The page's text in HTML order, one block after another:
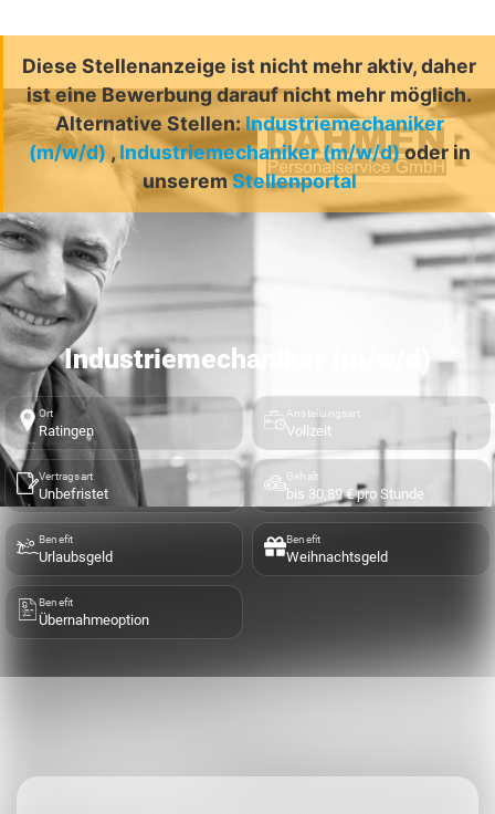
Diese Stellenanzeige ist nicht mehr aktiv, daher
ist eine Bewerbung darauf nicht mehr möglich.
Alternative Stellen:Industriemechaniker
(m/w/d) , Industriemechaniker (m/w/d)oder in
unseremStellenportal
Industriemechaniker (m/w/d)
Ort
Ratingen
Anstellungsart
Vollzeit
Vertragsart
Unbefristet
Gehalt
bis 30,89 € pro Stunde
Benefit
Urlaubsgeld
Benefit
Weihnachtsgeld
Benefit
Übernahmeoption